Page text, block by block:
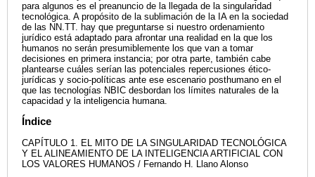
para algunos es el preanuncio de la llegada de la singularidad
tecnológica. A propósito de la sublimación de la IA en la sociedad
de las NN.TT. hay que preguntarse si nuestro ordenamiento
jurídico está adaptado para afrontar una realidad en la que los
humanos no serán presumiblemente los que van a tomar
decisiones en primera instancia; por otra parte, también cabe
plantearse cuáles serían las potenciales repercusiones ético-
jurídicas y socio-políticas ante ese escenario posthumano en el
que las tecnologías NBIC desbordan los límites naturales de la
capacidad y la inteligencia humana.
Índice
CAPÍTULO 1. EL MITO DE LA SINGULARIDAD TECNOLÓGICA
Y EL ALINEAMIENTO DE LA INTELIGENCIA ARTIFICIAL CON
LOS VALORES HUMANOS / Fernando H. Llano Alonso